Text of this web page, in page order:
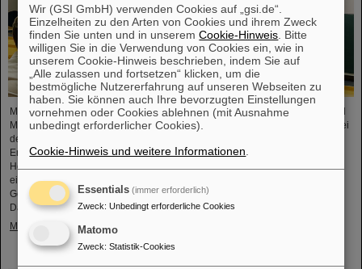
Mikrosysteme sind unverzichtbare Sensor-Komponenten in der Medizin- und
Mobilitätstechnik, Cybersicherheit und Kommunikationstechnologie sowie bei
der Steuerung vernetzter Fertigungsprozesse. Aber auch für die
Energiewende sind sie von wachsender Bedeutung. Forschende der
Hochschule RheinMain (HSRM) entwickeln am Campus Rüsselsheim nun
eine Plattform zur Mikro-Nano-Integration von neuartigen Sensorelementen.
Gemeinsam mit dem GSI Helmholtzzentrum für Schwerionenforschung in
Darmstadt und der…
Mehr »
Wir (GSI GmbH) verwenden Cookies auf „gsi.de“.
Einzelheiten zu den Arten von Cookies und ihrem Zweck
finden Sie unten und in unseremCookie-Hinweis . Bitte
willigen Sie in die Verwendung von Cookies ein, wie in
unserem Cookie-Hinweis beschrieben, indem Sie auf
„Alle zulassen und fortsetzen“ klicken, um die
bestmögliche Nutzererfahrung auf unseren Webseiten zu
haben. Sie können auch Ihre bevorzugten Einstellungen
vornehmen oder Cookies ablehnen (mit Ausnahme
unbedingt erforderlicher Cookies).
Cookie-Hinweis und weitere Informationen
Essentials (immer erforderlich)
Zweck: Unbedingt erforderliche Cookies
Matomo
Zweck: Statistik-Cookies